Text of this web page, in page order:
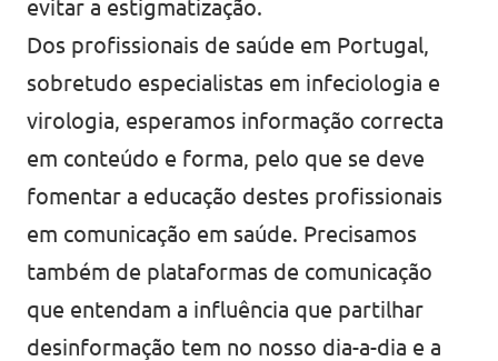
evitar a estigmatização.
Dos profissionais de saúde em Portugal,
sobretudo especialistas em infeciologia e
virologia, esperamos informação correcta
em conteúdo e forma, pelo que se deve
fomentar a educação destes profissionais
em comunicação em saúde. Precisamos
também de plataformas de comunicação
que entendam a influência que partilhar
desinformação tem no nosso dia-a-dia e a